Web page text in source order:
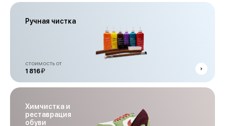
Ручная чистка
стоимость от
1 816й
Химчистка и
реставрация
обуви